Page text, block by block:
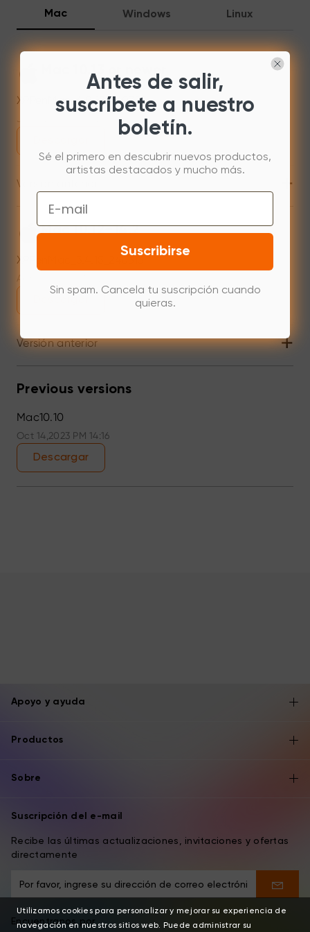
Mac Windows Linux
Mac 10.13 or newer
XPPenMac_4.0.18_260723
Versión anterior +
Mac 10.12~14.2
XPPenMac_3.4.15_240313
Versión anterior +
Previous versions
Mac10.10
Oct 14,2023 PM 14:16
Descargar
Apoyo y ayuda
Productos
Sobre
Suscripción del e-mail
Recibe las últimas actualizaciones, invitaciones y ofertas
directamente
Encuentranos por
Utilizamos cookies para personalizar y mejorar su experiencia de
navegación en nuestros sitios web. Puede administrar su
Antes de salir,
suscríbete a nuestro
boletín.
Sé el primero en descubrir nuevos productos,
artistas destacados y mucho más.
Email
Suscribirse
Sin spam. Cancela tu suscripción cuando
quieras.